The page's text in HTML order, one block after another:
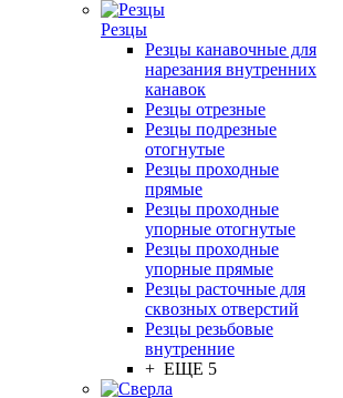
Резцы
Резцы канавочные для
нарезания внутренних
канавок
Резцы отрезные
Резцы подрезные
отогнутые
Резцы проходные
прямые
Резцы проходные
упорные отогнутые
Резцы проходные
упорные прямые
Резцы расточные для
сквозных отверстий
Резцы резьбовые
внутренние
+ ЕЩЕ 5